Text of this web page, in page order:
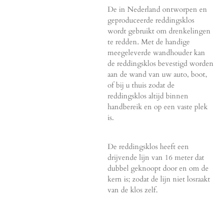
De in Nederland ontworpen en
geproduceerde reddingsklos
wordt gebruikt om drenkelingen
te redden. Met de handige
meegeleverde wandhouder kan
de reddingsklos bevestigd worden
aan de wand van uw auto, boot,
of bij u thuis zodat de
reddingsklos altijd binnen
handbereik en op een vaste plek
is.
De reddingsklos heeft een
drijvende lijn van 16 meter dat
dubbel geknoopt door en om de
kern is; zodat de lijn niet losraakt
van de klos zelf.